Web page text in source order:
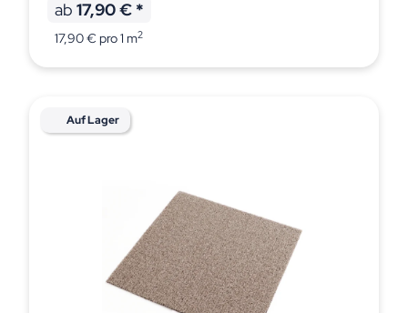
ab 17,90 € *
17,90 € pro 1 m2
Auf Lager